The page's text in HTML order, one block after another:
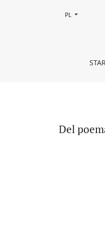
Del poema
Zmień język,
PL
Del